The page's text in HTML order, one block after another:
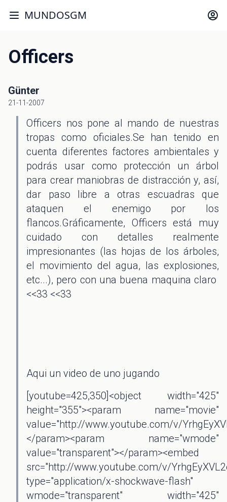
MUNDOSGM
Officers
Günter
21-11-2007
Officers nos pone al mando de nuestras
tropas como oficiales.Se han tenido en
cuenta diferentes factores ambientales y
podrás usar como protección un árbol
para crear maniobras de distracción y, así,
dar paso libre a otras escuadras que
ataquen el enemigo por los
flancos.Gráficamente, Officers está muy
cuidado con detalles realmente
impresionantes (las hojas de los árboles,
el movimiento del agua, las explosiones,
etc...), pero con una buena maquina claro
<<33 <<33
Aqui un video de uno jugando
[youtube=425,350]<object width="425"
height="355"><param name="movie"
value="http://www.youtube.com/v/
</param><param name="wmode"
value="transparent"></param><embed
src="http://www.youtube.com/v/
type="application/x-shockwave-flash"
wmode="transparent" width="425"